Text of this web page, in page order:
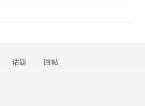
话题 回帖